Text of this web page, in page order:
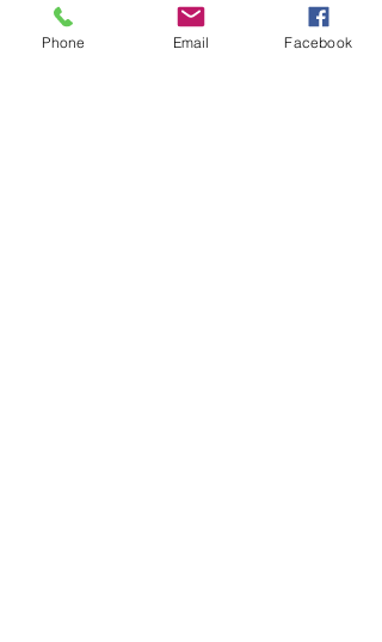
Nachricht
Dienstleistungen
Phone Email Facebook